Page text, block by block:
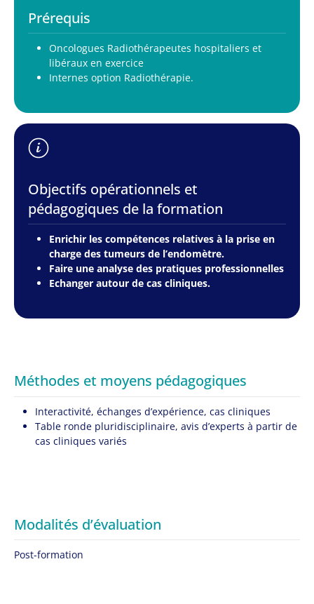
Prérequis
Oncologues Radiothérapeutes hospitaliers et
libéraux en exercice
Internes option Radiothérapie.
Objectifs opérationnels et
pédagogiques de la formation
Enrichir les compétences relatives à la prise en
charge des tumeurs de l’endomètre.
Faire une analyse des pratiques professionnelles
Echanger autour de cas cliniques.
Méthodes et moyens pédagogiques
Interactivité, échanges d’expérience, cas cliniques
Table ronde pluridisciplinaire, avis d’experts à partir de
cas cliniques variés
Modalités d’évaluation
Post-formation